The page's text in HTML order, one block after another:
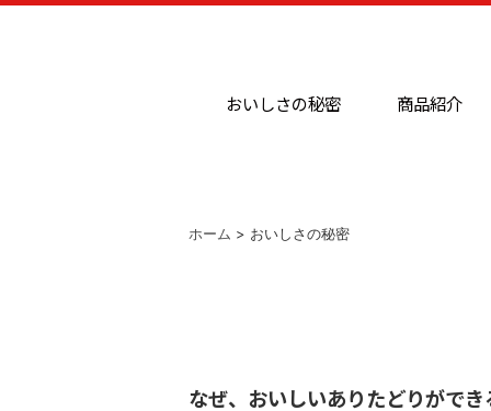
おいしさの秘密 商品紹介
ホーム > おいしさの秘密
なぜ、おいしいありたどりができ